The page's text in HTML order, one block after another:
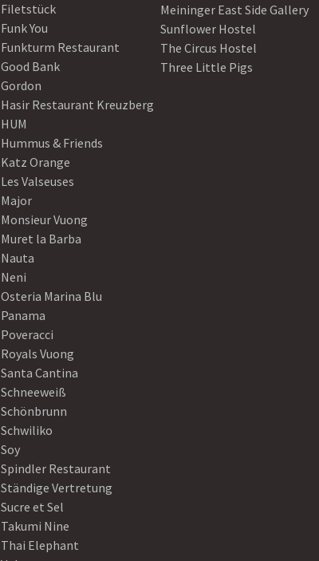
Filetstück
Funk You
Funkturm Restaurant
Good Bank
Gordon
Hasir Restaurant Kreuzberg
HUM
Hummus & Friends
Katz Orange
Les Valseuses
Major
Monsieur Vuong
Muret la Barba
Nauta
Neni
Osteria Marina Blu
Panama
Poveracci
Royals Vuong
Santa Cantina
Schneeweiß
Schönbrunn
Schwiliko
Soy
Spindler Restaurant
Ständige Vertretung
Sucre et Sel
Takumi Nine
Thai Elephant
Meininger East Side Gallery
Sunflower Hostel
The Circus Hostel
Three Little Pigs